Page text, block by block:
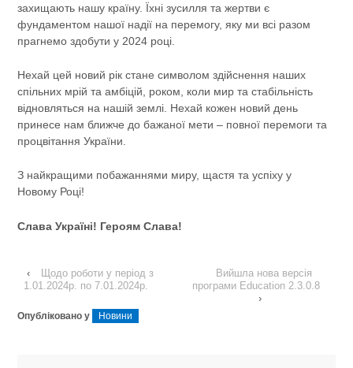
захищають нашу країну. Їхні зусилля та жертви є
фундаментом нашої надії на перемогу, яку ми всі разом
прагнемо здобути у 2024 році.
Нехай цей новий рік стане символом здійснення наших
спільних мрій та амбіцій, роком, коли мир та стабільність
відновляться на нашій землі. Нехай кожен новий день
принесе нам ближче до бажаної мети – повної перемоги та
процвітання України.
З найкращими побажаннями миру, щастя та успіху у
Новому Році!
Слава Україні! Героям Слава!
‹
Щодо роботи у період з
1.01.2024р. по 7.01.2024р.
Вийшла нова версія
програми Education 2.3.0.8
›
Опубліковано у Новини